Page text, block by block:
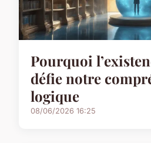
Pourquoi
défie notre
logique
08/06/2026 16:25